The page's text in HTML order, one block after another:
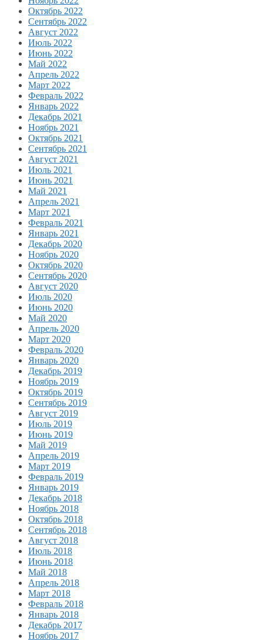
Октябрь 2022
Сентябрь 2022
Август 2022
Июль 2022
Июнь 2022
Май 2022
Апрель 2022
Март 2022
Февраль 2022
Январь 2022
Декабрь 2021
Ноябрь 2021
Октябрь 2021
Сентябрь 2021
Август 2021
Июль 2021
Июнь 2021
Май 2021
Апрель 2021
Март 2021
Февраль 2021
Январь 2021
Декабрь 2020
Ноябрь 2020
Октябрь 2020
Сентябрь 2020
Август 2020
Июль 2020
Июнь 2020
Май 2020
Апрель 2020
Март 2020
Февраль 2020
Январь 2020
Декабрь 2019
Ноябрь 2019
Октябрь 2019
Сентябрь 2019
Август 2019
Июль 2019
Июнь 2019
Май 2019
Апрель 2019
Март 2019
Февраль 2019
Январь 2019
Декабрь 2018
Ноябрь 2018
Октябрь 2018
Сентябрь 2018
Август 2018
Июль 2018
Июнь 2018
Май 2018
Апрель 2018
Март 2018
Февраль 2018
Январь 2018
Декабрь 2017
Ноябрь 2017